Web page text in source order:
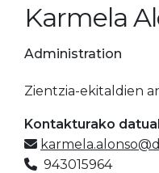
Karmela
Administration
Zientzia-ekitaldien
Kontakturako
943015964